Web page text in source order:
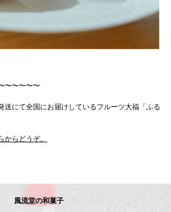
〜〜〜〜〜
送にて全国にお届けしているフルーツ大福「ふる
からどうぞ。
風流堂の和菓子